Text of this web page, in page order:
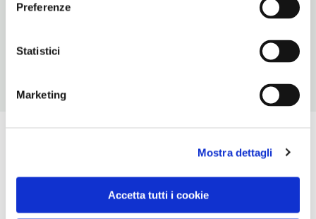
Preferenze
Statistici
Marketing
Mostra dettagli
Accetta tutti i cookie
NUMERO COPERTI